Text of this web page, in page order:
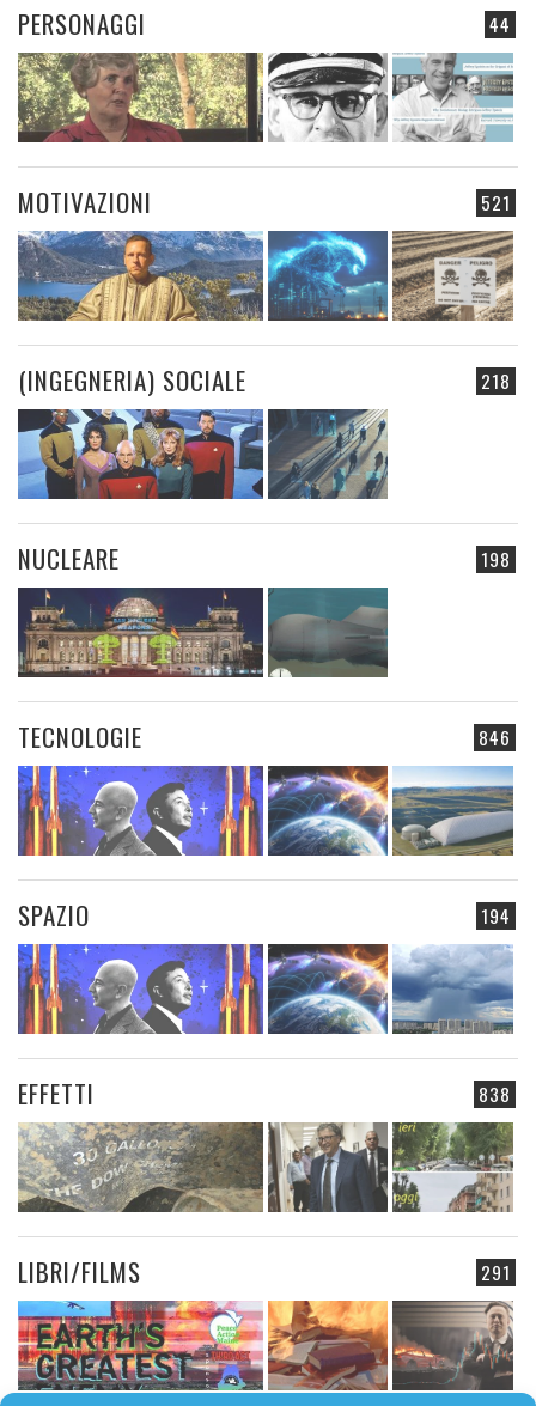
44
PERSONAGGI
521
MOTIVAZIONI
218
(INGEGNERIA) SOCIALE
198
NUCLEARE
846
TECNOLOGIE
194
SPAZIO
838
EFFETTI
291
LIBRI/FILMS